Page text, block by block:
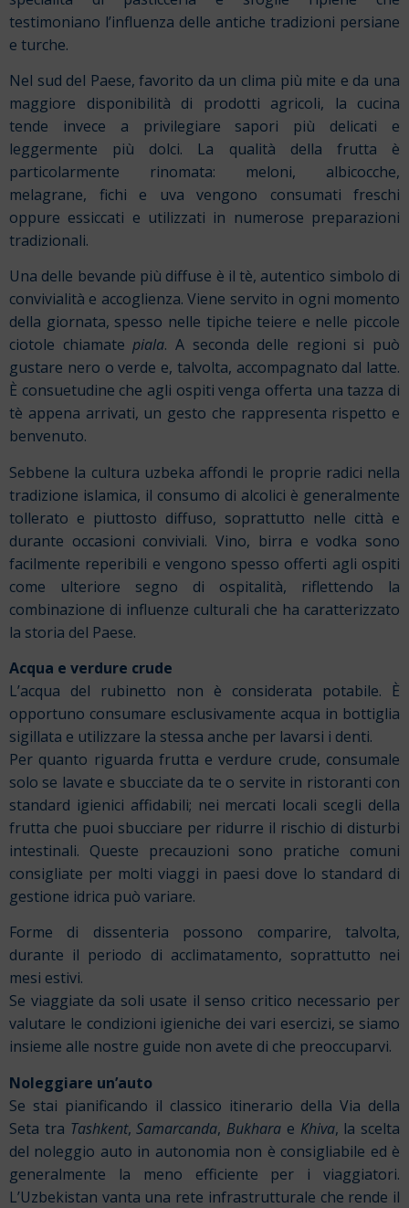
testimoniano l’influenza delle antiche tradizioni persiane
e turche.
Nel sud del Paese, favorito da un clima più mite e da una
maggiore disponibilità di prodotti agricoli, la cucina
tende invece a privilegiare sapori più delicati e
leggermente più dolci. La qualità della frutta è
particolarmente rinomata: meloni, albicocche,
melagrane, fichi e uva vengono consumati freschi
oppure essiccati e utilizzati in numerose preparazioni
tradizionali.
Una delle bevande più diffuse è il tè, autentico simbolo di
convivialità e accoglienza. Viene servito in ogni momento
della giornata, spesso nelle tipiche teiere e nelle piccole
ciotole chiamatepiala. A seconda delle regioni si può
gustare nero o verde e, talvolta, accompagnato dal latte.
È consuetudine che agli ospiti venga offerta una tazza di
tè appena arrivati, un gesto che rappresenta rispetto e
benvenuto.
Sebbene la cultura uzbeka affondi le proprie radici nella
tradizione islamica, il consumo di alcolici è generalmente
tollerato e piuttosto diffuso, soprattutto nelle città e
durante occasioni conviviali. Vino, birra e vodka sono
facilmente reperibili e vengono spesso offerti agli ospiti
come ulteriore segno di ospitalità, riflettendo la
combinazione di influenze culturali che ha caratterizzato
la storia del Paese.
Acqua e verdure crude
L’acqua del rubinetto non è considerata potabile. È
opportuno consumare esclusivamente acqua in bottiglia
sigillata e utilizzare la stessa anche per lavarsi i denti.
Per quanto riguarda frutta e verdure crude, consumale
solo se lavate e sbucciate da te o servite in ristoranti con
standard igienici affidabili; nei mercati locali scegli della
frutta che puoi sbucciare per ridurre il rischio di disturbi
intestinali. Queste precauzioni sono pratiche comuni
consigliate per molti viaggi in paesi dove lo standard di
gestione idrica può variare.
Forme di dissenteria possono comparire, talvolta,
durante il periodo di acclimatamento, soprattutto nei
mesi estivi.
Se viaggiate da soli usate il senso critico necessario per
valutare le condizioni igieniche dei vari esercizi, se siamo
insieme alle nostre guide non avete di che preoccuparvi.
Noleggiare un’auto
Se stai pianificando il classico itinerario della Via della
Seta tra Tashkent,Samarcanda, Bukhara e Khiva, la scelta
del noleggio auto in autonomia non è consigliabile ed è
generalmente la meno efficiente per i viaggiatori.
L’Uzbekistan vanta una rete infrastrutturale che rende il